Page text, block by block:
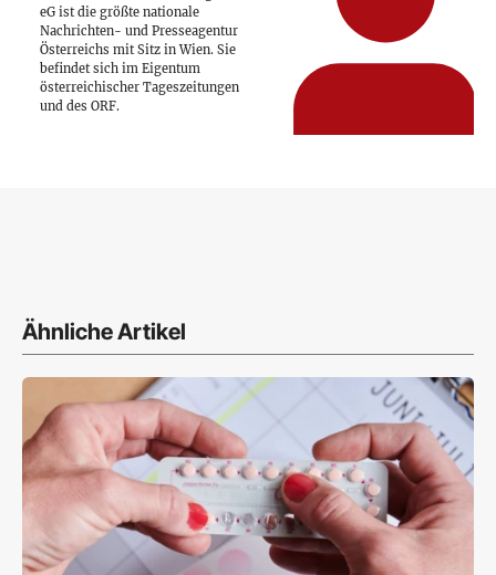
eG ist die größte nationale
Nachrichten- und Presseagentur
Österreichs mit Sitz in Wien. Sie
befindet sich im Eigentum
österreichischer Tageszeitungen
und des ORF.
Ähnliche Artikel